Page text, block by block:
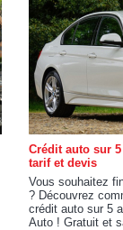
Crédit auto sur
tarif et devis
Vous souhaitez
? Découvrez
crédit auto sur 5
Auto ! Gratuit et